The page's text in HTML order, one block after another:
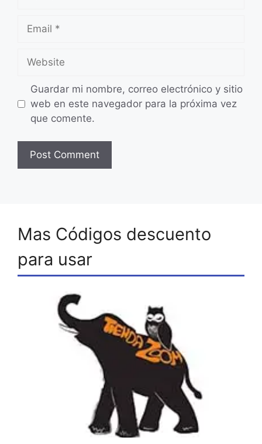
Email
Website
Guardar mi nombre, correo electrónico y sitio
web en este navegador para la próxima vez
que comente.
Mas Códigos descuento
para usar